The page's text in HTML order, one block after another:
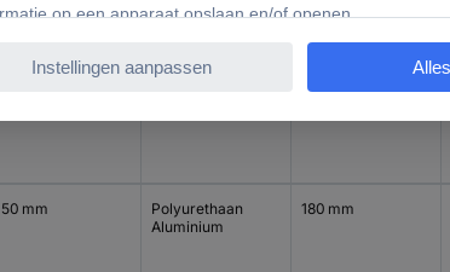
50 mm
Polyurethaan
160 mm
50 mm
Polyurethaan
Aluminium
180 mm